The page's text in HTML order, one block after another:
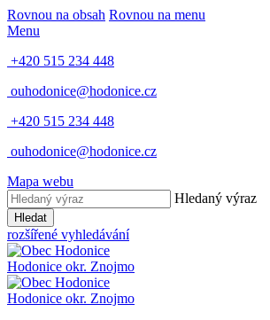
Rovnou na obsah Rovnou na menu
Menu
+420 515 234 448
ouhodonice@hodonice.cz
+420 515 234 448
ouhodonice@hodonice.cz
Mapa webu
Hledaný výraz
Hledat
rozšířené vyhledávání
Hodonice okr. Znojmo
Hodonice okr. Znojmo